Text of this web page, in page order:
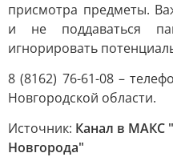
присмотра предметы.
и не поддаваться
игнорировать
8 (8162) 76-61-08 –
Новгородской области.
Источник: Канал в МАКС
Новгорода"